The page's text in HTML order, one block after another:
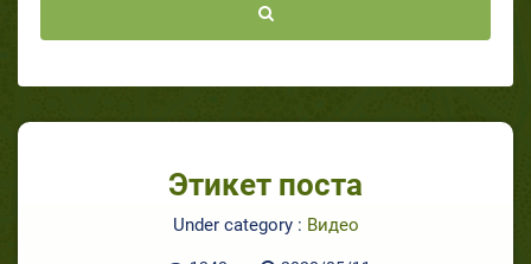
Этикет поста
Under category : Видео